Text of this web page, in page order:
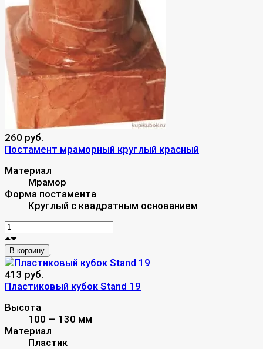
260 руб.
Постамент мраморный круглый красный
Материал
Мрамор
Форма постамента
Круглый с квадратным основанием
В корзину
413 руб.
Пластиковый кубок Stand 19
Высота
100 — 130 мм
Материал
Пластик